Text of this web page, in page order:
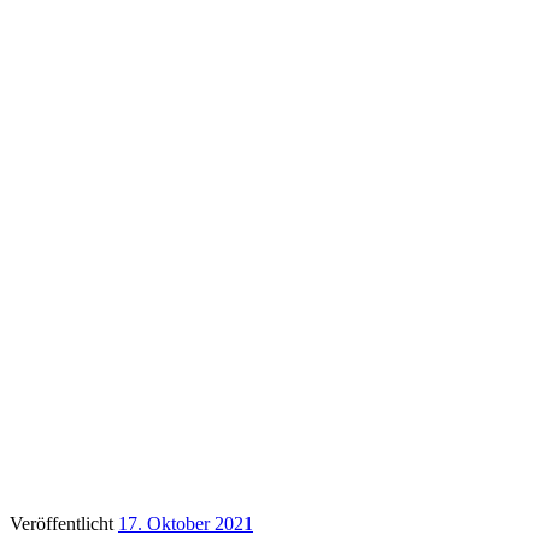
Veröffentlicht 17. Oktober 2021